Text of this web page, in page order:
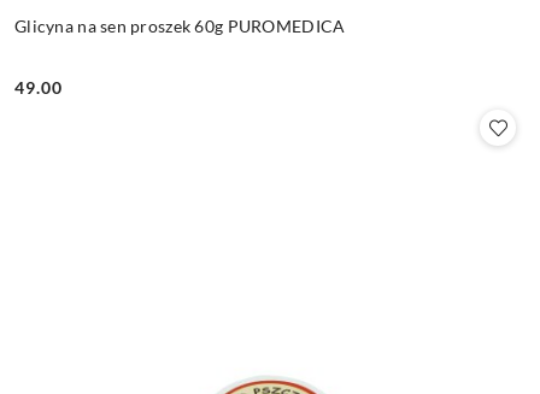
Glicyna na sen proszek 60g PUROMEDICA
Cena:
49.00